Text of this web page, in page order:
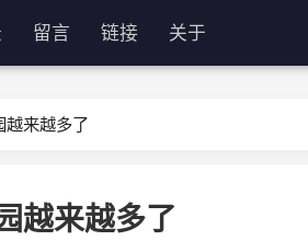
留言 链接 关于
越来越多了
越来越多了